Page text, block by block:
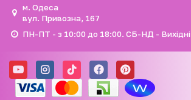
м. Одеса
вул. Привозна, 167
ПН-ПТ - з 10:00 до 18:00. СБ-НД - Вихідні